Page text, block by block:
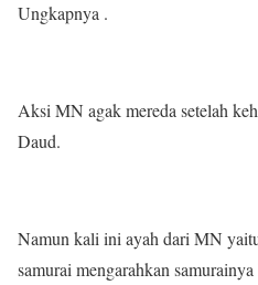
Ungkapnya .
Aksi MN agak mereda setelah
Daud.
Namun kali ini ayah dari MN
samurai mengarahkan